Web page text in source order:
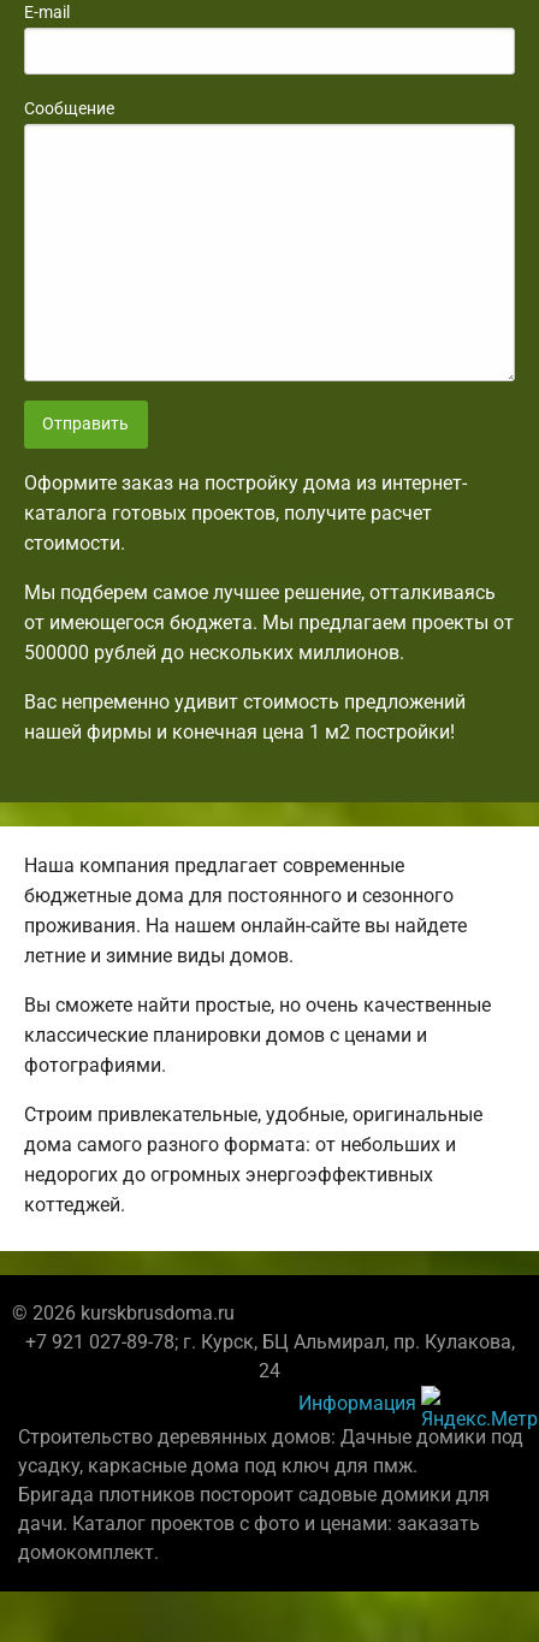
E-mail
Сообщение
Отправить
Оформите заказ на постройку дома из интернет-
каталога готовых проектов, получите расчет
стоимости.
Мы подберем самое лучшее решение, отталкиваясь
от имеющегося бюджета. Мы предлагаем проекты от
500000 рублей до нескольких миллионов.
Вас непременно удивит стоимость предложений
нашей фирмы и конечная цена 1 м2 постройки!
Наша компания предлагает современные
бюджетные дома для постоянного и сезонного
проживания. На нашем онлайн-сайте вы найдете
летние и зимние виды домов.
Вы сможете найти простые, но очень качественные
классические планировки домов с ценами и
фотографиями.
Строим привлекательные, удобные, оригинальные
дома самого разного формата: от небольших и
недорогих до огромных энергоэффективных
коттеджей.
© 2026 kurskbrusdoma.ru
+7 921 027-89-78; г. Курск, БЦ Альмирал, пр. Кулакова,
24
Информация
Строительство деревянных домов: Дачные домики под
усадку, каркасные дома под ключ для пмж.
Бригада плотников постороит садовые домики для
дачи. Каталог проектов с фото и ценами: заказать
домокомплект.